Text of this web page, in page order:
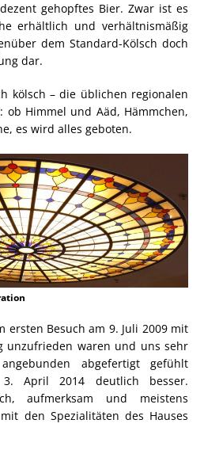
gehopftes Bier. Zwar ist es
erhältlich und verhältnismäßig
dem Standard-Kölsch doch
dar.
kölsch – die üblichen regionalen
Himmel und Aäd, Hämmchen,
es wird alles geboten.
ersten Besuch am 9. Juli 2009 mit
unzufrieden waren und uns sehr
abgefertigt gefühlt
April 2014 deutlich besser.
aufmerksam und meistens
den Spezialitäten des Hauses